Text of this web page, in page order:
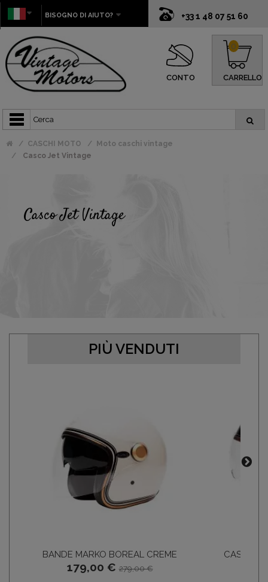
+33 1 48 07 51 60
BISOGNO DI AIUTO?
CONTO CARRELLO
0
CASCHI MOTO
Moto caschi vintage
Casco Jet Vintage
Casco Jet Vintage
PIÙ VENDUTI
BANDE MARKO BOREAL CREME
179,00 €279,00 €
CASCO